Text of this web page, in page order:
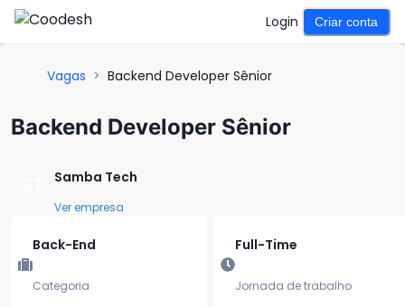
Login Criar conta
Vagas > Backend Developer Sênior
Backend Developer Sênior
Samba Tech
Ver empresa
Back-End
Categoria
Full-Time
Jornada de trabalho